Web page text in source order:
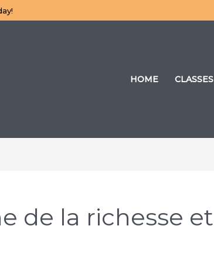
HOME CLASSES
de la richesse et